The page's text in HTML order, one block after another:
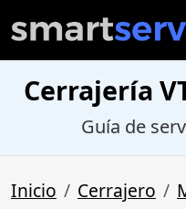
Cerrajería
Guía de
Inicio Cerrajero